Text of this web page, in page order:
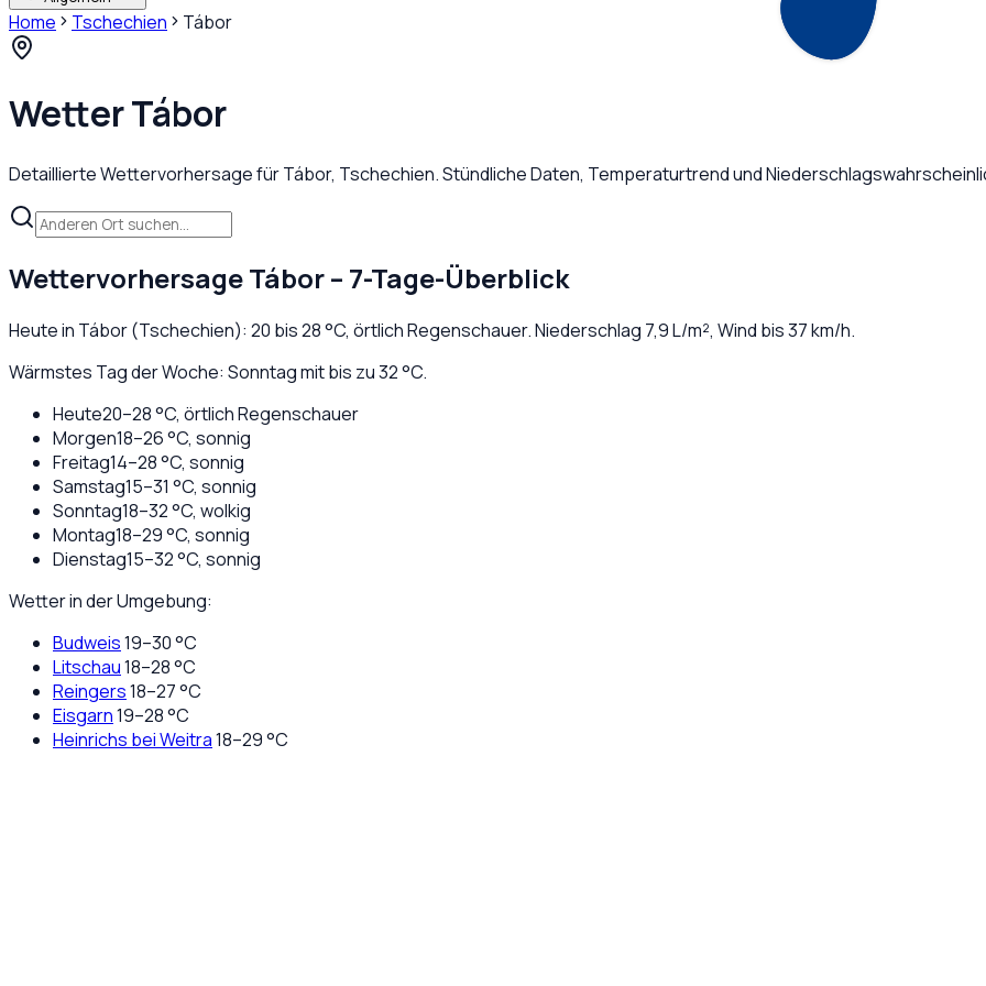
Home Tschechien Tábor
WetterTábor
Detaillierte Wettervorhersage fürTábor, Tschechien. Stündliche Daten, Temperaturtrend und
WettervorhersageTábor– 7-Tage-Überblick
Heute in Tábor(Tschechien): 20 bis28°C, örtlich Regenschauer. Niederschlag 7,9L/m², Wind bis37km/h.
Wärmstes Tag der Woche: Sonntag mit bis zu 32 °C.
Heute20–28°C, örtlich Regenschauer
Morgen18–26°C, sonnig
Freitag14–28°C, sonnig
Samstag15–31 °C, sonnig
Sonntag18–32°C, wolkig
Montag18–29°C, sonnig
Dienstag15–32°C, sonnig
Wetter in der Umgebung:
Budweis19–30°C
Litschau18–28°C
Reingers18–27°C
Eisgarn19–28°C
Heinrichs bei Weitra18–29°C